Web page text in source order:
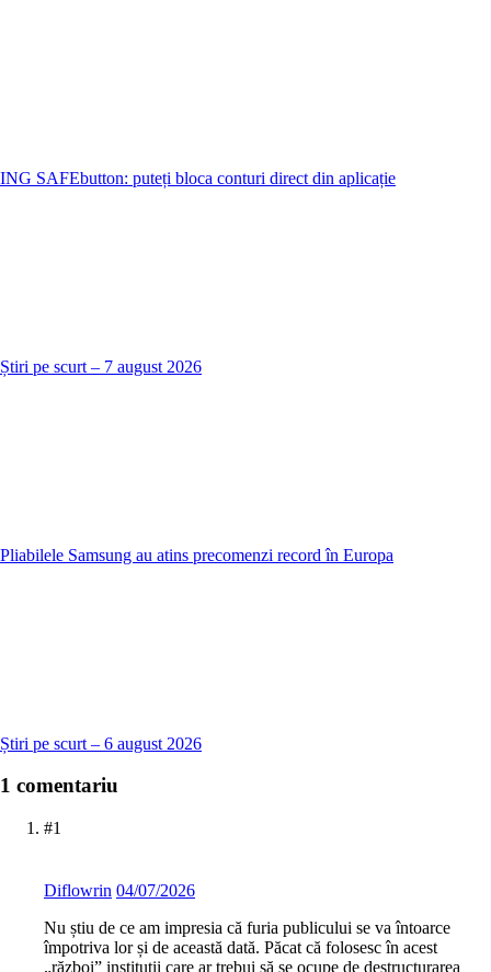
ING SAFEbutton: puteți bloca conturi direct din aplicație
Știri pe scurt – 7 august 2026
Pliabilele Samsung au atins precomenzi record în Europa
Știri pe scurt – 6 august 2026
1 comentariu
#1
Diflowrin 04/07/2026
Nu știu de ce am impresia că furia publicului se va întoarce
împotriva lor și de această dată. Păcat că folosesc în acest
„război” instituții care ar trebui să se ocupe de destructurarea